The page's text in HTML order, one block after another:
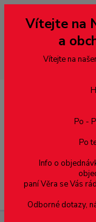
--- pro zákazníky ze
přepněte si e-shop na
dobírky – pokud si z
domluvě zaslána
případě bude
Vítejte na
a
Vítejte na
Po -
Po
Info o
paní Věra se Vás
Odborné dotazy,